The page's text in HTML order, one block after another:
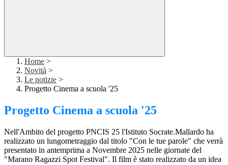
Home >
Novità >
Le notizie >
Progetto Cinema a scuola '25
Progetto Cinema a scuola '25
Nell'Ambito del progetto PNCIS 25 l'Istituto Socrate.Mallardo ha
realizzato un lungometraggio dal titolo "Con le tue parole" che verrà
presentato in antemprima a Novembre 2025 nelle giornate del
"Marano Ragazzi Spot Festival". Il film è stato realizzato da un idea